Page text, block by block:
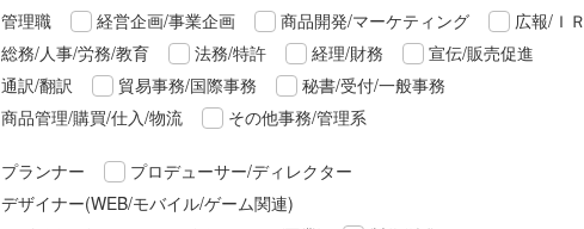
管理職 経営企画/事業企画 商品開発/マーケティング
広報/ＩＲ
総務/人事/労務/教育
法務/特許 経理/財務
宣伝/販売促進
通訳/翻訳
貿易事務/国際事務
秘書/受付/一般事務
商品管理/購買/仕入/物流
その他事務/管理系
プランナー
プロデューサー/ディレクター
デザイナー(WEB/モバイル/ゲーム関連)